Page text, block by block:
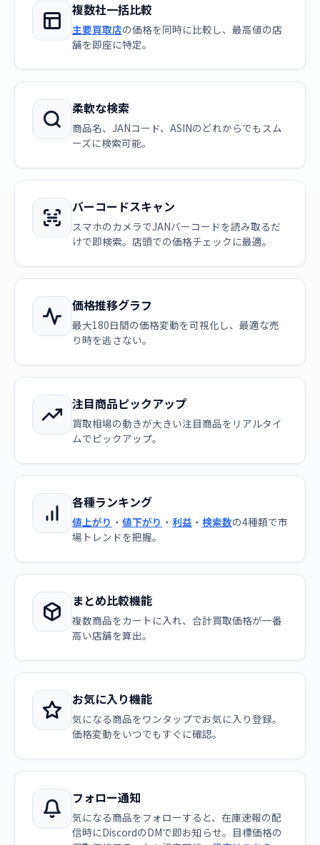
複数社一括比較
主要買取店の価格を同時に比較し、最高値の店
舗を即座に特定。
柔軟な検索
商品名、JANコード、ASINのどれからでもスム
ーズに検索可能。
バーコードスキャン
スマホのカメラでJANバーコードを読み取るだ
けで即検索。店頭での価格チェックに最適。
価格推移グラフ
最大180日間の価格変動を可視化し、最適な売
り時を逃さない。
注目商品ピックアップ
買取相場の動きが大きい注目商品をリアルタイ
ムでピックアップ。
各種ランキング
値上がり ・ 値下がり ・ 利益 ・ 検索数の4種類で市
場トレンドを把握。
まとめ比較機能
複数商品をカートに入れ、合計買取価格が一番
高い店舗を算出。
お気に入り機能
気になる商品をワンタップでお気に入り登録。
価格変動をいつでもすぐに確認。
フォロー通知
気になる商品をフォローすると、在庫速報の配
信時にDiscordのDMで即お知らせ。目標価格の